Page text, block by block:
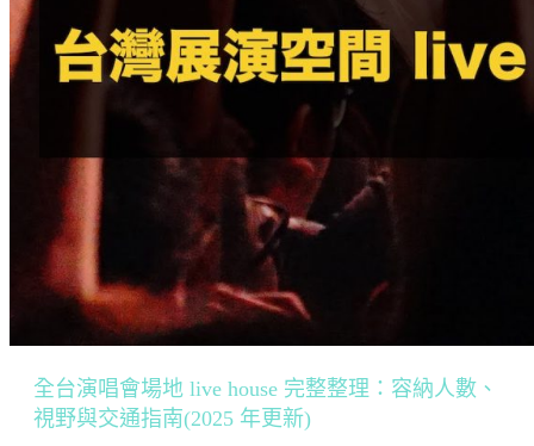
全台演唱會場地 live house 完整整理：容納人數、
視野與交通指南(2025 年更新)